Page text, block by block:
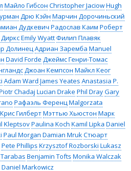
Майло Гибсон Christopher JaciowHugh
Дрю Кэйн Марчин Дорочиньский
Дудкевич Радослав Каим Роберт
Emily WyattФилип Плавяк
ДолинецАдриан Заремба Manuel
David Forde Джеймс Генри-Томас
Джоан Кемпсон Майкл Кеог
Adam Ward James Yeates Anastasia P.
Chadaj Lucian Drake Phil DrayGary
Рафаэль ФеренцMalgorzata
Крис ГилбертМэттью Хьюстон Марк
KleptsovPaulina Koch Kamil Lipka Daniel
Paul Morgan Damian MrukСтюарт
Pete Phillips Krzysztof Rozborski Lukasz
Benjamin Tofts Monika Walczak
Daniel Markowicz